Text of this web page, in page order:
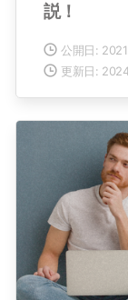
説！
公開日:
更新日: